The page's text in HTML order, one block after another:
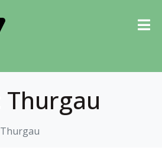
Thurgau
Thurgau